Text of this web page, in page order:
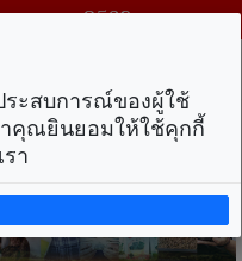
ม พ.ศ. 2569
ระสบการณ์ของผู้ใช้
าคุณยินยอมให้ใช้คุกกี้
า